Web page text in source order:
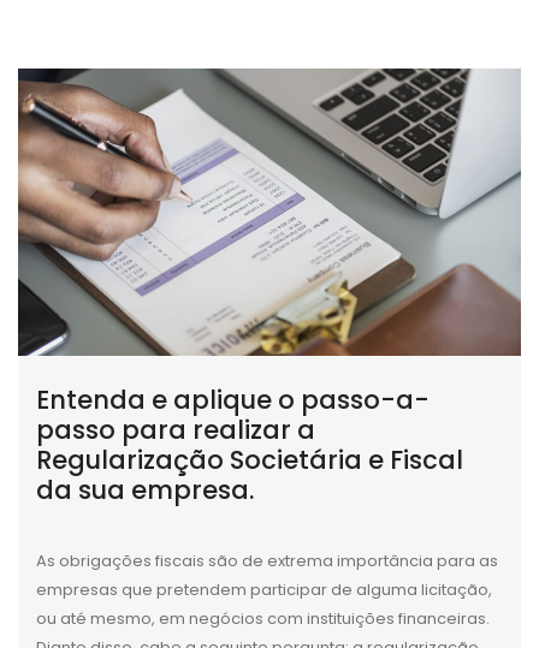
Entenda e aplique o passo-a-
passo para realizar a
Regularização Societária e Fiscal
da sua empresa.
As obrigações fiscais são de extrema importância para as
empresas que pretendem participar de alguma licitação,
ou até mesmo, em negócios com instituições financeiras.